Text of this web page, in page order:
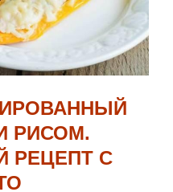
РИСОМ.
РЕЦЕПТ С